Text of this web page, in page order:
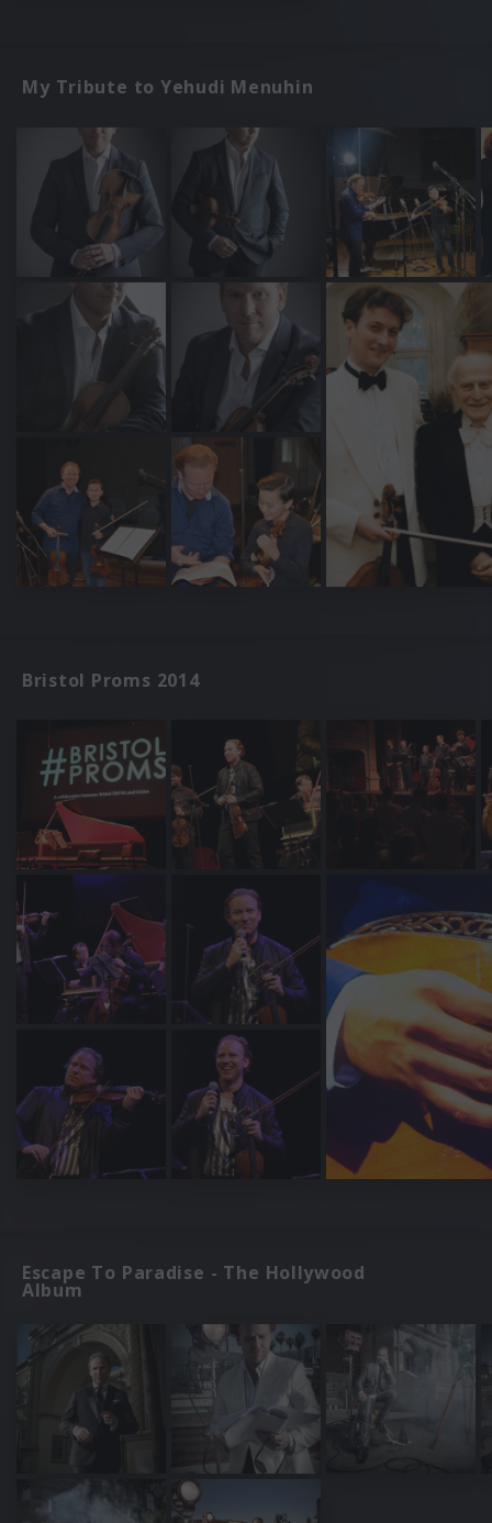
My Tribute to Yehudi Menuhin
Bristol Proms 2014
Escape To Paradise - The Hollywood
Album